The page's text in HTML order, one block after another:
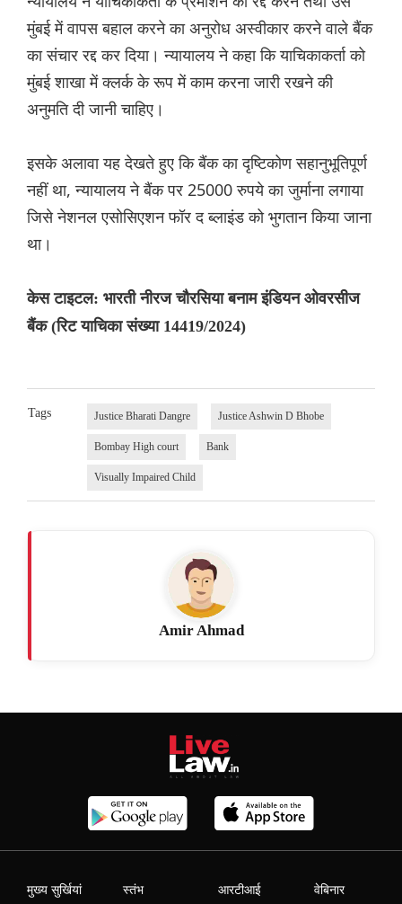
मुंबई में वापस बहाल करने का अनुरोध अस्वीकार करने वाले बैंक
का संचार रद्द कर दिया। न्यायालय ने कहा कि याचिकाकर्ता को
मुंबई शाखा में क्लर्क के रूप में काम करना जारी रखने की
अनुमति दी जानी चाहिए।
इसके अलावा यह देखते हुए कि बैंक का दृष्टिकोण सहानुभूतिपूर्ण
नहीं था, न्यायालय ने बैंक पर 25000 रुपये का जुर्माना लगाया
जिसे नेशनल एसोसिएशन फॉर द ब्लाइंड को भुगतान किया जाना
था।
केस टाइटल: भारती नीरज चौरसिया बनाम इंडियन ओवरसीज
बैंक (रिट याचिका संख्या 14419/2024)
Tags Justice Bharati Dangre Justice Ashwin D Bhobe
Bombay High court Bank
Visually Impaired Child
Amir Ahmad
मुख्य सुर्खियां स्तंभ आरटीआई वेबिनार